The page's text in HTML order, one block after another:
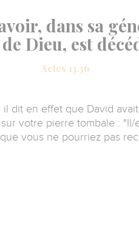
dans sa
Dieu, est
Actes 13.36
dit en effet que David
votre pierre tombale :
vous ne pourriez pas